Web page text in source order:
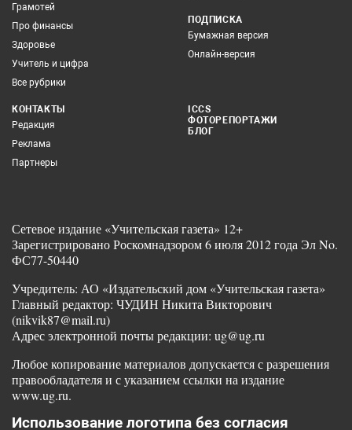
Грамотей
Про финансы
Здоровье
Учитель и цифра
Все рубрики
ПОДПИСКА
Бумажная версия
Онлайн-версия
КОНТАКТЫ
Редакция
Реклама
Партнеры
ICCS
ФОТОРЕПОРТАЖИ
БЛОГ
Сетевое издание «Учительская газета» 12+
Зарегистрировано Роскомнадзором 6 июля 2012 года Эл No.
ФС77-50440
Учредитель: АО «Издательский дом «Учительская газета»
Главный редактор: ЧУДИН Никита Викторович
(nikvik87@mail.ru)
Адрес электронной почты редакции: ug@ug.ru
Любое копирование материалов допускается с разрешения
правообладателя и с указанием ссылки на издание
www.ug.ru.
Использование логотипа без согласия